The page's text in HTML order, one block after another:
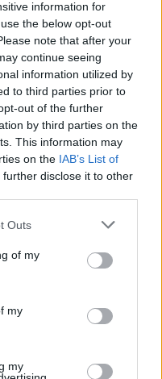
information for
the below opt-out
note that after your
continue seeing
information utilized by
to third parties prior to
out of the further
by third parties on the
This information may
on the IAB’s List of
further disclose it to other
one or more Google
You may click to
its third-party tags to
in below Google
Outs
of my
my
my
οι ώρες -
ισχύει
από τις 22:00